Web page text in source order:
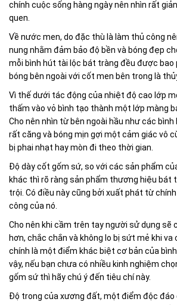
chính cuộc sống hàng ngày nên nhìn rất
quen.
Về nước men, do đặc thù là làm thủ công
nung nhằm đảm bảo độ bền và bóng đẹp
mỗi bình hút tài lộc bát tràng đều được bao
bóng bên ngoài với cốt men bên trong là
Vì thế dưới tác động của nhiệt độ cao lớp
thấm vào vỏ bình tạo thành một lớp màng
Cho nên nhìn từ bên ngoài hầu như các
rất căng và bóng mịn gợi một cảm giác vô
bị phai nhạt hay mòn đi theo thời gian.
Độ dày cốt gốm sứ, so với các sản phẩm
khác thì rõ ràng sản phẩm thương hiệu bát
trội. Có điều này cũng bởi xuất phát từ
công của nó.
Cho nên khi cầm trên tay người sử dụng sẽ
hơn, chắc chắn và không lo bị sứt mẻ khi
chính là một điểm khác biệt cơ bản của
vậy, nếu bạn chưa có nhiều kinh nghiệm
gốm sứ thì hãy chú ý đến tiêu chí này.
Độ trong của xương đất, một điểm độc đáo